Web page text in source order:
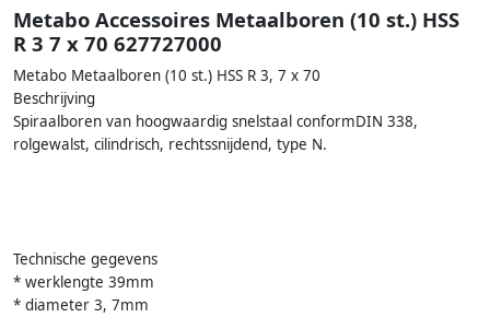
Metabo Accessoires Metaalboren (10 st.) HSS
R 3 7 x 70 627727000
Metabo Metaalboren (10 st.) HSS R 3, 7 x 70
Beschrijving
Spiraalboren van hoogwaardig snelstaal conformDIN 338,
rolgewalst, cilindrisch, rechtssnijdend, type N.
Technische gegevens
* werklengte 39mm
* diameter 3, 7mm